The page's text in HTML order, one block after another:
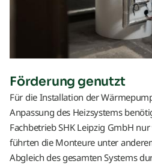
Förderung genutzt
Für die Installation der
Anpassung des Heizsystems
Fachbetrieb SHK Leipzig GmbH
führten die Monteure unter
Abgleich des gesamten Systems